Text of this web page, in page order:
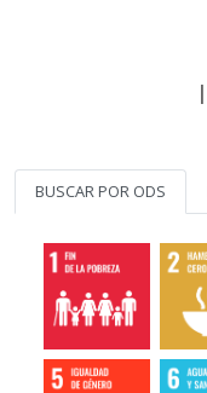
BUSCAR POR ODS